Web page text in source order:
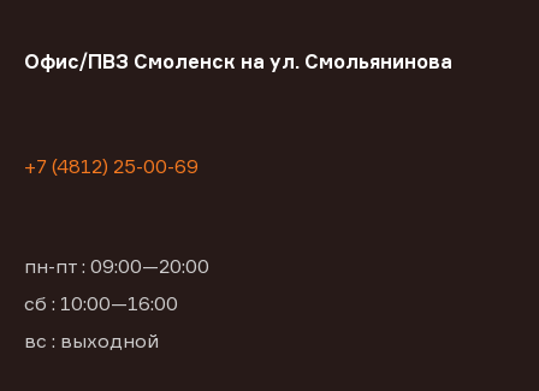
Офис/ПВЗ Смоленск на ул. Смольянинова
+7 (4812) 25-00-69
пн-пт : 09:00—20:00
сб : 10:00—16:00
вс : выходной